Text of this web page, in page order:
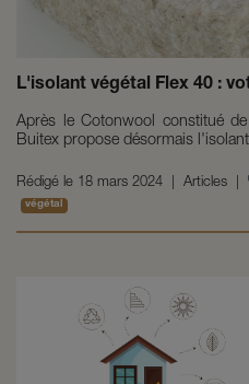
L'isolant végétal Flex 40 :
Après le Cotonwool constitué
Buitex propose désormais
Rédigé le 18 mars 2024 Articles
végétal